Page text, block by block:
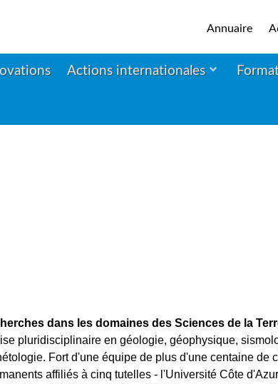
Annuaire
Actions internationales
dans les domaines des Sciences de la
pluridisciplinaire en géologie, géophysique,
Fort d'une équipe de plus d'une centaine de
affiliés à cinq tutelles - l'Université Côte